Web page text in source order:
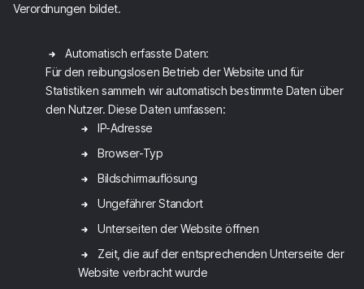
Verordnungen bildet.
Automatisch erfasste Daten:
Für den reibungslosen Betrieb der Website und für
Statistiken sammeln wir automatisch bestimmte Daten über
den Nutzer. Diese Daten umfassen:
IP-Adresse
Browser-Typ
Bildschirmauflösung
Ungefährer Standort
Unterseiten der Website öffnen
Zeit, die auf der entsprechenden Unterseite der
Website verbracht wurde